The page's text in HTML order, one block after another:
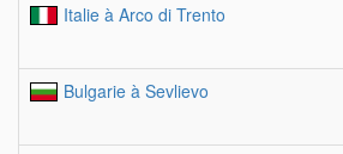
Italie à Arco di Trento
Bulgarie à Sevlievo